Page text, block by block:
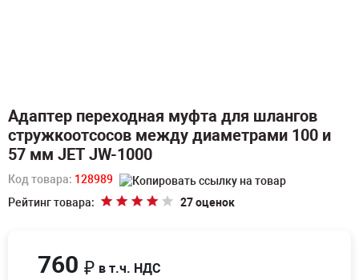
Адаптер переходная муфта для шлангов
стружкоотсосов между диаметрами 100 и
57 мм JET JW-1000
Код товара: 128989
Рейтинг товара:
27 оценок
760 ₽ в т.ч. НДС